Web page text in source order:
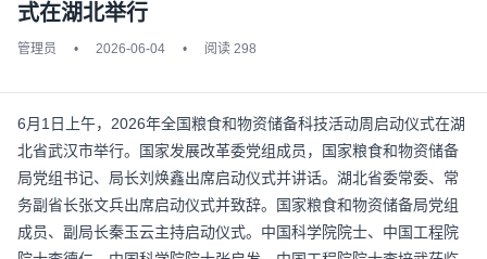
式在湖北举行
管理员 • 2026-06-04 • 阅读 298
6月1日上午，2026年全国粮食和物资储备科技活动周启动仪式在湖
北省武汉市举行。国家发展改革委党组成员，国家粮食和物资储备
局党组书记、局长刘焕鑫出席启动仪式并讲话。湖北省委常委、常
务副省长张文兵出席启动仪式并致辞。国家粮食和物资储备局党组
成员、副局长秦玉云主持启动仪式。中国科学院院士、中国工程院